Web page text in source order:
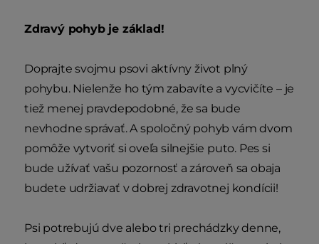
Zdravý pohyb je základ!
Doprajte svojmu psovi aktívny život plný
pohybu. Nielenže ho tým zabavíte a vycvičíte – je
tiež menej pravdepodobné, že sa bude
nevhodne správať. A spoločný pohyb vám dvom
pomôže vytvoriť si oveľa silnejšie puto. Pes si
bude užívať vašu pozornosť a zároveň sa obaja
budete udržiavať v dobrej zdravotnej kondícii!
Psi potrebujú dve alebo tri prechádzky denne,